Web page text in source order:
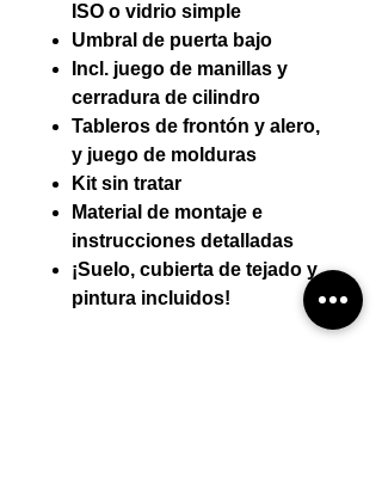
ISO o vidrio simple
Umbral de puerta bajo
Incl. juego de manillas y
cerradura de cilindro
Tableros de frontón y alero,
y juego de molduras
Kit sin tratar
Material de montaje e
instrucciones detalladas
¡Suelo, cubierta de tejado y
pintura incluidos!